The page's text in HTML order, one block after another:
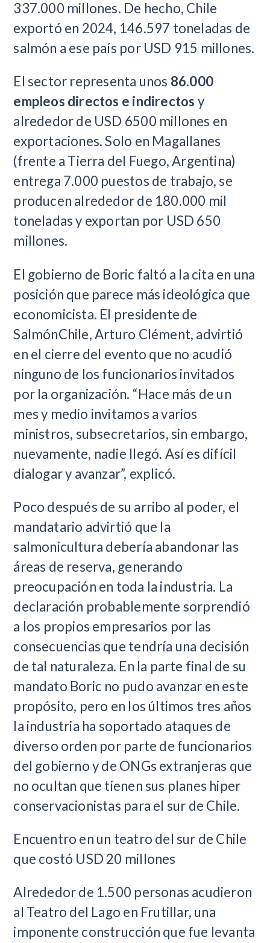
337.000 millones. De hecho, Chile
exportó en 2024, 146.597 toneladas de
salmón a ese país por USD 915 millones.
El sector representa unos 86.000
empleos directos e indirectos y
alrededor de USD 6500 millones en
exportaciones. Solo en Magallanes
(frente a Tierra del Fuego, Argentina)
entrega 7.000 puestos de trabajo, se
producen alrededor de 180.000 mil
toneladas y exportan por USD 650
millones.
El gobierno de Boric faltó a la cita en una
posición que parece más ideológica que
economicista. El presidente de
SalmónChile, Arturo Clément, advirtió
en el cierre del evento que no acudió
ninguno de los funcionarios invitados
por la organización. “Hace más de un
mes y medio invitamos a varios
ministros, subsecretarios, sin embargo,
nuevamente, nadie llegó. Así es difícil
dialogar y avanzar”, explicó.
Poco después de su arribo al poder, el
mandatario advirtió que la
salmonicultura debería abandonar las
áreas de reserva, generando
preocupación en toda la industria. La
declaración probablemente sorprendió
a los propios empresarios por las
consecuencias que tendría una decisión
de tal naturaleza. En la parte final de su
mandato Boric no pudo avanzar en este
propósito, pero en los últimos tres años
la industria ha soportado ataques de
diverso orden por parte de funcionarios
del gobierno y de ONGs extranjeras que
no ocultan que tienen sus planes hiper
conservacionistas para el sur de Chile.
Encuentro en un teatro del sur de Chile
que costó USD 20 millones
Alrededor de 1.500 personas acudieron
al Teatro del Lago en Frutillar, una
imponente construcción que fue levanta